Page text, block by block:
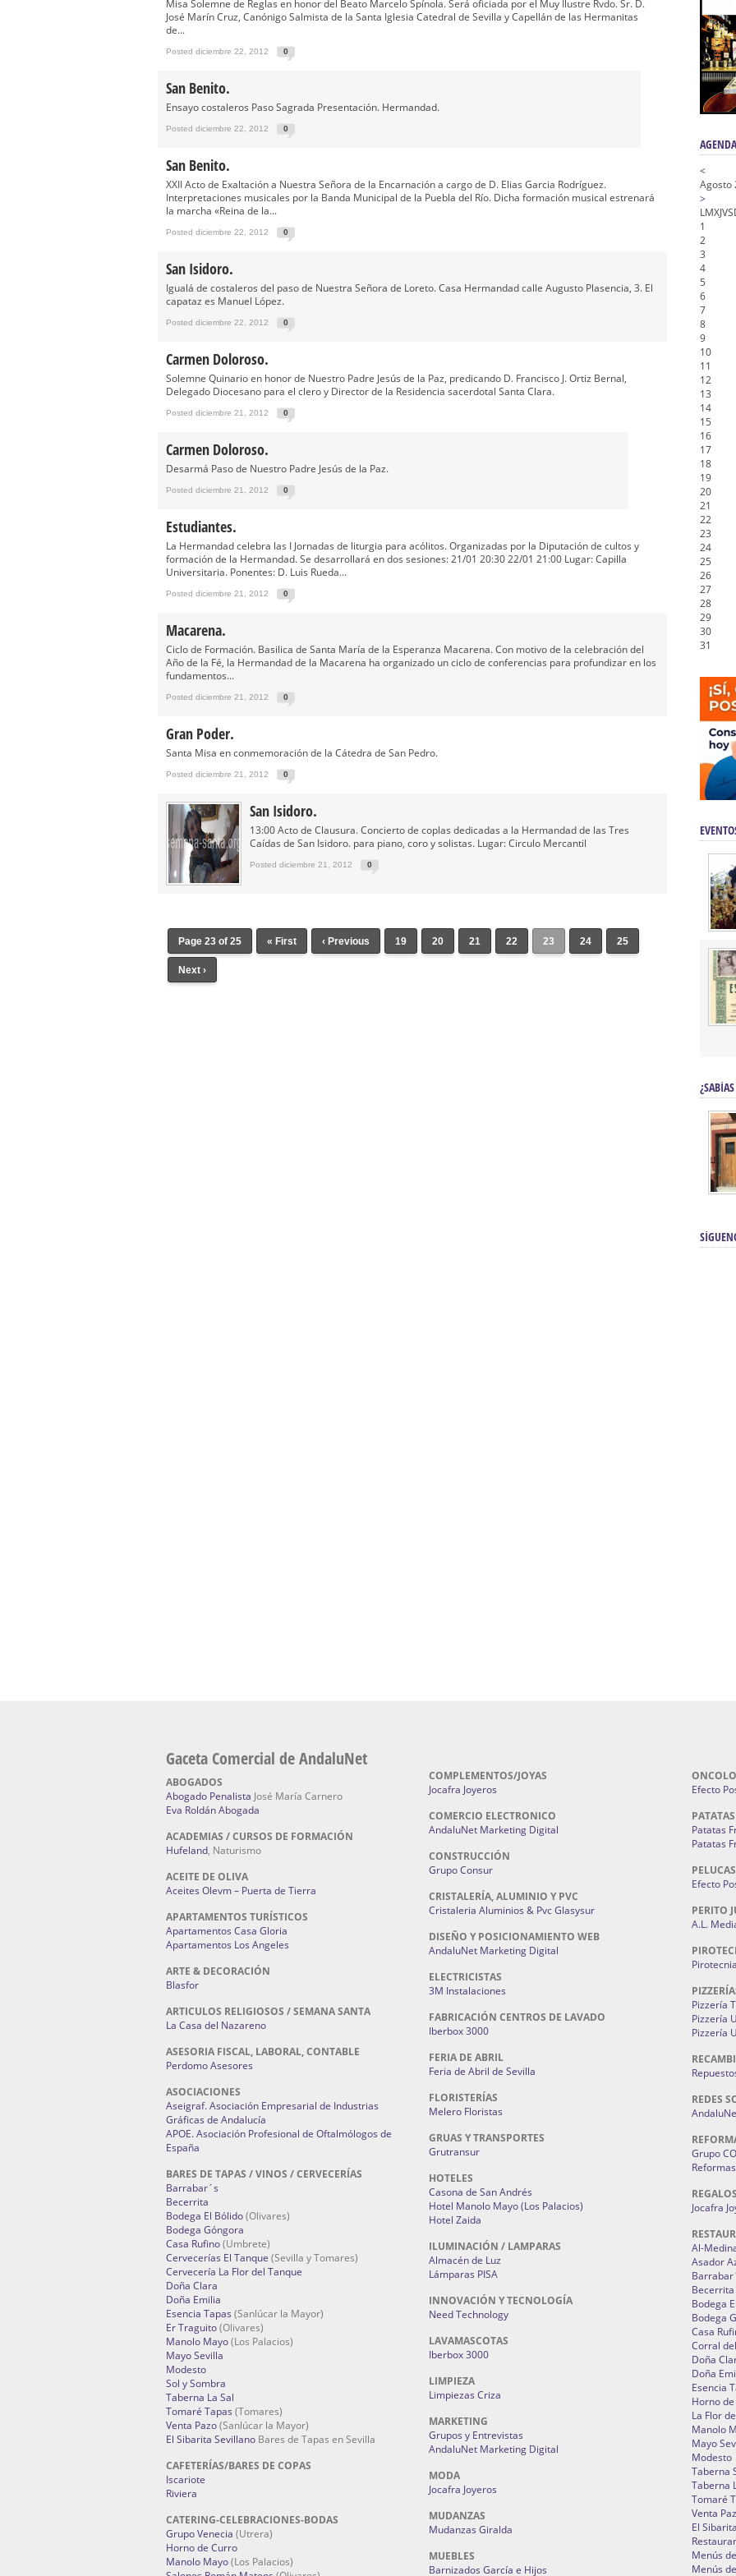
Besapié y Besamano en la Quinta Angustia
Gitanos: Besamanos del Señor de la Salud
Besamanos del Señor de la Divina Misericordia, Vía Crucis y Traslado – Siete Palabras
Misa Solemne en honor a Nuestra Señora de Gracia y Esperanza – San Roque
Misa Solemne de Reglas en honor del Beato Marcelo Spínola. Será oficiada por el Muy Ilustre Rvdo. Sr. D.
José Marín Cruz, Canónigo Salmista de la Santa Iglesia Catedral de Sevilla y Capellán de las Hermanitas
de...
Posted diciembre 22, 2012 0
San Benito.
Ensayo costaleros Paso Sagrada Presentación. Hermandad.
Posted diciembre 22, 2012 0
San Benito.
XXII Acto de Exaltación a Nuestra Señora de la Encarnación a cargo de D. Elias Garcia Rodríguez.
Interpretaciones musicales por la Banda Municipal de la Puebla del Río. Dicha formación musical estrenará
la marcha «Reina de la...
Posted diciembre 22, 2012 0
San Isidoro.
Igualá de costaleros del paso de Nuestra Señora de Loreto. Casa Hermandad calle Augusto Plasencia, 3. El
capataz es Manuel López.
Posted diciembre 22, 2012 0
Carmen Doloroso.
Solemne Quinario en honor de Nuestro Padre Jesús de la Paz, predicando D. Francisco J. Ortiz Bernal,
Delegado Diocesano para el clero y Director de la Residencia sacerdotal Santa Clara.
Posted diciembre 21, 2012 0
Carmen Doloroso.
Desarmá Paso de Nuestro Padre Jesús de la Paz.
Posted diciembre 21, 2012 0
Estudiantes.
La Hermandad celebra las I Jornadas de liturgia para acólitos. Organizadas por la Diputación de cultos y
formación de la Hermandad. Se desarrollará en dos sesiones: 21/01 20:30 22/01 21:00 Lugar: Capilla
Universitaria. Ponentes: D. Luis Rueda...
Posted diciembre 21, 2012 0
Macarena.
Ciclo de Formación. Basilica de Santa María de la Esperanza Macarena. Con motivo de la celebración del
Año de la Fé, la Hermandad de la Macarena ha organizado un ciclo de conferencias para profundizar en los
fundamentos...
Posted diciembre 21, 2012 0
Gran Poder.
Santa Misa en conmemoración de la Cátedra de San Pedro.
Posted diciembre 21, 2012 0
San Isidoro.
13:00 Acto de Clausura. Concierto de coplas dedicadas a la Hermandad de las Tres
Caídas de San Isidoro. para piano, coro y solistas. Lugar: Circulo Mercantil
Posted diciembre 21, 2012 0
Page 23 of 25 « First ‹ Previous 19 20 21 22 23 24 25
Next ›
<
Agosto
>
LMXJVS
1
2
3
4
5
6
7
8
9
10
11
12
13
14
15
16
17
18
19
20
21
22
23
24
25
26
27
28
29
30
31
Gaceta Comercial de AndaluNet
ABOGADOS
Abogado Penalista José María Carnero
Eva Roldán Abogada
ACADEMIAS / CURSOS DE FORMACIÓN
Hufeland, Naturismo
ACEITE DE OLIVA
Aceites Olevm – Puerta de Tierra
APARTAMENTOS TURÍSTICOS
Apartamentos Casa Gloria
Apartamentos Los Angeles
ARTE & DECORACIÓN
Blasfor
ARTICULOS RELIGIOSOS / SEMANA SANTA
La Casa del Nazareno
ASESORIA FISCAL, LABORAL, CONTABLE
Perdomo Asesores
ASOCIACIONES
Aseigraf. Asociación Empresarial de Industrias
Gráficas de Andalucía
APOE. Asociación Profesional de Oftalmólogos de
España
BARES DE TAPAS / VINOS / CERVECERÍAS
Barrabar´s
Becerrita
Bodega El Bólido(Olivares)
Bodega Góngora
Casa Rufino(Umbrete)
Cervecerías El Tanque (Sevilla y Tomares)
Cervecería La Flor del Tanque
Doña Clara
Doña Emilia
Esencia Tapas (Sanlúcar la Mayor)
Er Traguito(Olivares)
Manolo Mayo(Los Palacios)
Mayo Sevilla
Modesto
Sol y Sombra
Taberna La Sal
Tomaré Tapas (Tomares)
Venta Pazo(Sanlúcar la Mayor)
El Sibarita Sevillano Bares de Tapas en Sevilla
CAFETERÍAS/BARES DE COPAS
Iscariote
Riviera
CATERING-CELEBRACIONES-BODAS
Grupo Venecia (Utrera)
Horno de Curro
Manolo Mayo(Los Palacios)
COMPLEMENTOS/JOYAS
Jocafra Joyeros
COMERCIO ELECTRONICO
AndaluNet Marketing Digital
CONSTRUCCIÓN
Grupo Consur
CRISTALERÍA, ALUMINIO Y PVC
Cristaleria Aluminios & Pvc Glasysur
DISEÑO Y POSICIONAMIENTO WEB
AndaluNet Marketing Digital
ELECTRICISTAS
3M Instalaciones
FABRICACIÓN CENTROS DE LAVADO
Iberbox 3000
FERIA DE ABRIL
Feria de Abril de Sevilla
FLORISTERÍAS
Melero Floristas
GRUAS Y TRANSPORTES
Grutransur
HOTELES
Casona de San Andrés
Hotel Manolo Mayo (Los Palacios)
Hotel Zaida
ILUMINACIÓN / LAMPARAS
Almacén de Luz
Lámparas PISA
INNOVACIÓN Y TECNOLOGÍA
Need Technology
LAVAMASCOTAS
Iberbox 3000
LIMPIEZA
Limpiezas Criza
MARKETING
Grupos y Entrevistas
AndaluNet Marketing Digital
MODA
Jocafra Joyeros
MUDANZAS
Mudanzas Giralda
MUEBLES
Barnizados García e Hijos
Efecto
Patatas
Patatas
PELUCAS
Efecto
PERITO
A.L.
Pizzería
Pizzería
Pizzería
REDES
Grupo
Jocafra
Al-
Asador
Becerrita
Bodega
Bodega
Casa
Corral
Doña
Doña
Esencia
Horno
La Flor
Manolo
Mayo
Modesto
Taberna
Taberna
Tomaré
Venta
El
Menús
Menús